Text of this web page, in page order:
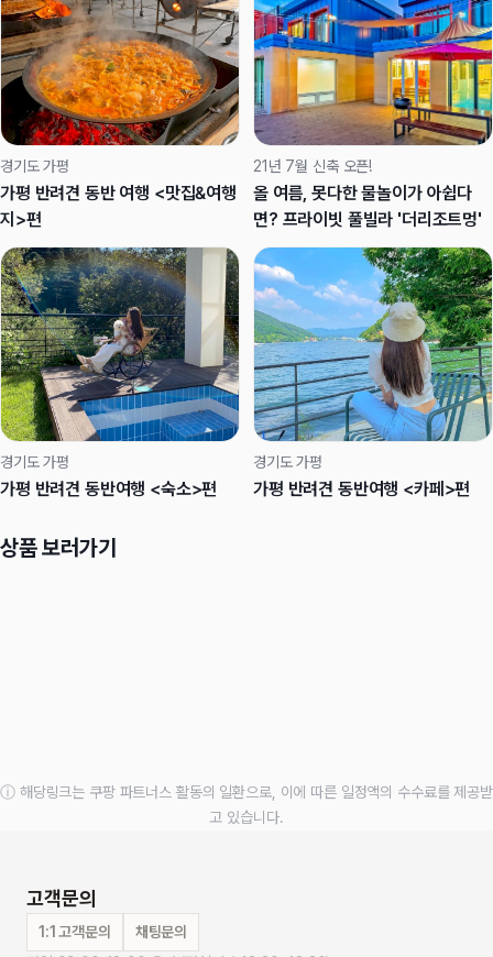
경기도 가평
가평 반려견 동반 여행 <맛집&여행
지>편
21년 7월 신축 오픈!
올 여름, 못다한 물놀이가 아쉽다
면? 프라이빗 풀빌라 '더리조트멍'
경기도 가평
가평 반려견 동반여행 <숙소>편
경기도 가평
가평 반려견 동반여행 <카페>편
상품 보러가기
ⓘ 해당링크는 쿠팡 파트너스 활동의 일환으로, 이에 따른 일정액의 수수료를 제공받
고 있습니다.
고객문의
1:1 고객문의
채팅문의